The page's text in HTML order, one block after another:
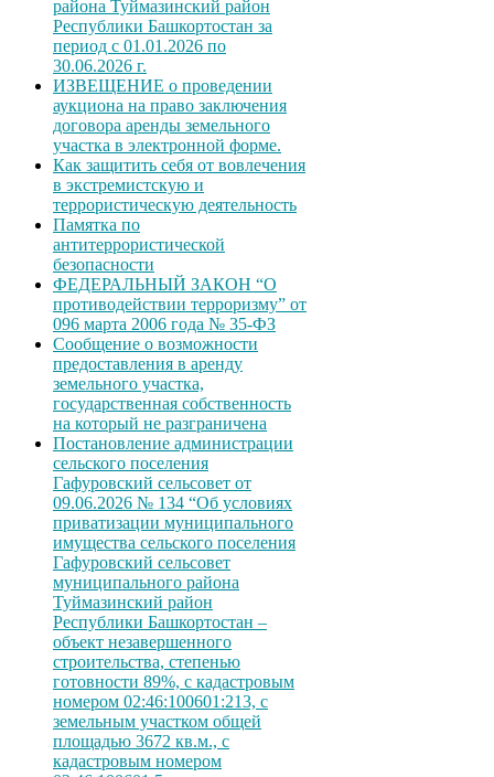
района Туймазинский район
Республики Башкортостан за
период с 01.01.2026 по
30.06.2026 г.
ИЗВЕЩЕНИЕ о проведении
аукциона на право заключения
договора аренды земельного
участка в электронной форме.
Как защитить себя от вовлечения
в экстремистскую и
террористическую деятельность
Памятка по
антитеррористической
безопасности
ФЕДЕРАЛЬНЫЙ ЗАКОН “О
противодействии терроризму” от
096 марта 2006 года № 35-ФЗ
Сообщение о возможности
предоставления в аренду
земельного участка,
государственная собственность
на который не разграничена
Постановление администрации
сельского поселения
Гафуровский сельсовет от
09.06.2026 № 134 “Об условиях
приватизации муниципального
имущества сельского поселения
Гафуровский сельсовет
муниципального района
Туймазинский район
Республики Башкортостан –
объект незавершенного
строительства, степенью
готовности 89%, с кадастровым
номером 02:46:100601:213, с
земельным участком общей
площадью 3672 кв.м., с
кадастровым номером